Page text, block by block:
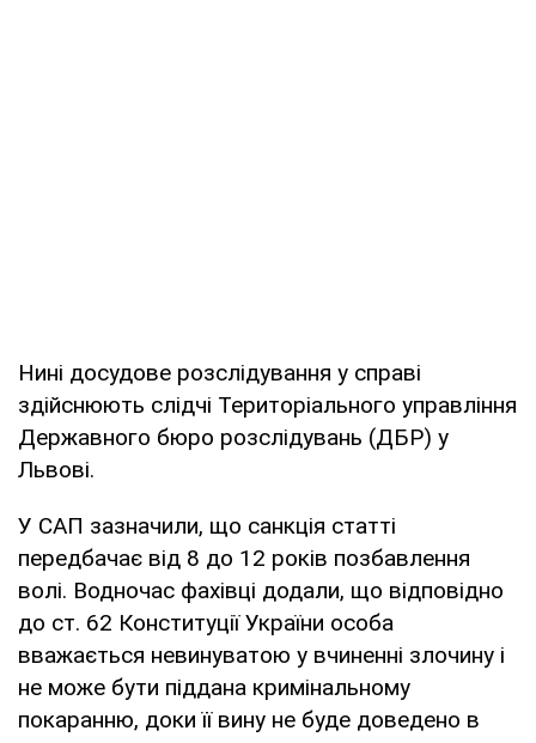
Нині досудове розслідування у справі
здійснюють слідчі Територіального управління
Державного бюро розслідувань (ДБР) у
Львові.
У САП зазначили, що санкція статті
передбачає від 8 до 12 років позбавлення
волі. Водночас фахівці додали, що відповідно
до ст. 62 Конституції України особа
вважається невинуватою у вчиненні злочину і
не може бути піддана кримінальному
покаранню, доки її вину не буде доведено в